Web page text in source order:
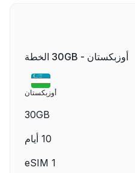
أوزبكستان - 30GB الخطة
أوزبكستان
30GB
10 أيام
1